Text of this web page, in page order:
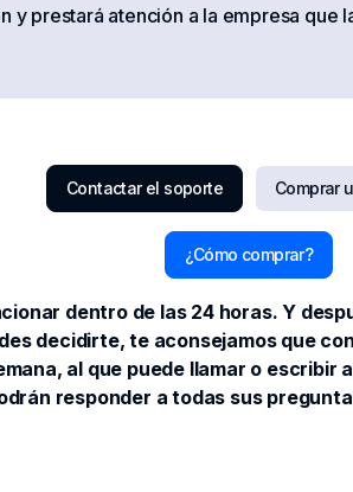
y prestará atención a la empresa que
Contactar el soporte Comprar
¿Cómo comprar?
dentro de las 24 horas. Y
decidirte, te aconsejamos que
al que puede llamar o
responder a todas sus